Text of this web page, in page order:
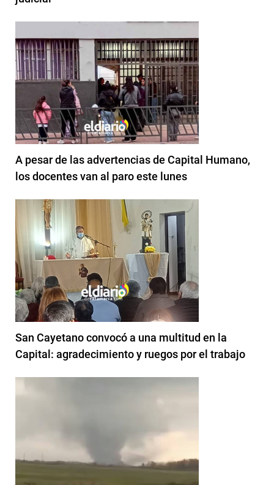
A pesar de las advertencias de Capital Humano,
los docentes van al paro este lunes
San Cayetano convocó a una multitud en la
Capital: agradecimiento y ruegos por el trabajo